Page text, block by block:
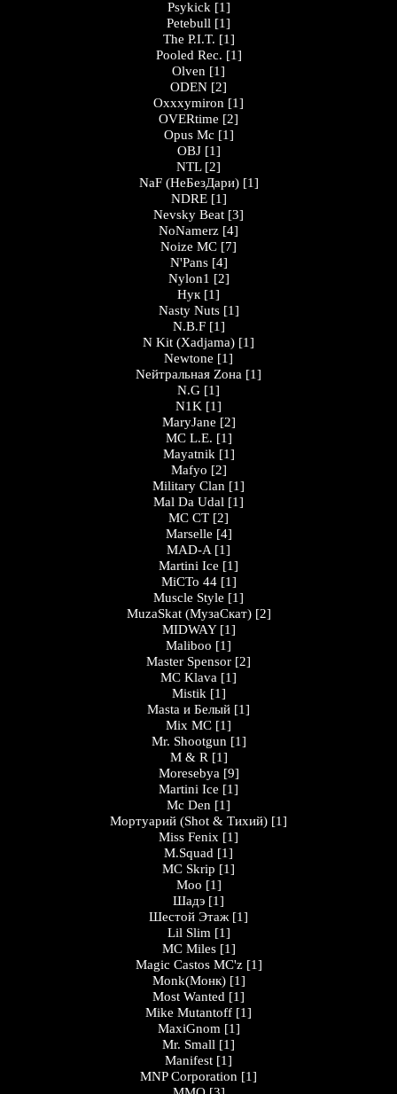
Psykick [1]
Petebull [1]
The P.I.T. [1]
Pooled Rec. [1]
Olven [1]
ODEN [2]
Oxxxymiron [1]
OVERtime [2]
Opus Mc [1]
OBJ [1]
NTL [2]
NaF (НеБезДари) [1]
NDRE [1]
Nevsky Beat [3]
NoNamerz [4]
Noize MC [7]
N'Pans [4]
Nylon1 [2]
Нук [1]
Nasty Nuts [1]
N.B.F [1]
N Kit (Xadjama) [1]
Newtone [1]
Nейтральная Zона [1]
N.G [1]
N1K [1]
MaryJane [2]
MC L.E. [1]
Mayatnik [1]
Mafyo [2]
Military Clan [1]
Mal Da Udal [1]
МС СТ [2]
Marselle [4]
MAD-A [1]
Martini Ice [1]
МіСТо 44 [1]
Muscle Style [1]
MuzaSkat (МузаСкат) [2]
MIDWAY [1]
Maliboo [1]
Master Spensor [2]
MC Klava [1]
Mistik [1]
Masta и Белый [1]
Mix MC [1]
Mr. Shootgun [1]
M & R [1]
Moresebya [9]
Martini Ice [1]
Mc Den [1]
Мортуарий (Shot & Тихий) [1]
Miss Fenix [1]
M.Squad [1]
MC Skrip [1]
Moo [1]
Шадэ [1]
Шестой Этаж [1]
Lil Slim [1]
MC Miles [1]
Magic Castos MC'z [1]
Monk(Монк) [1]
Most Wanted [1]
Mike Mutantoff [1]
MaxiGnom [1]
Mr. Small [1]
Manifest [1]
MNP Corporation [1]